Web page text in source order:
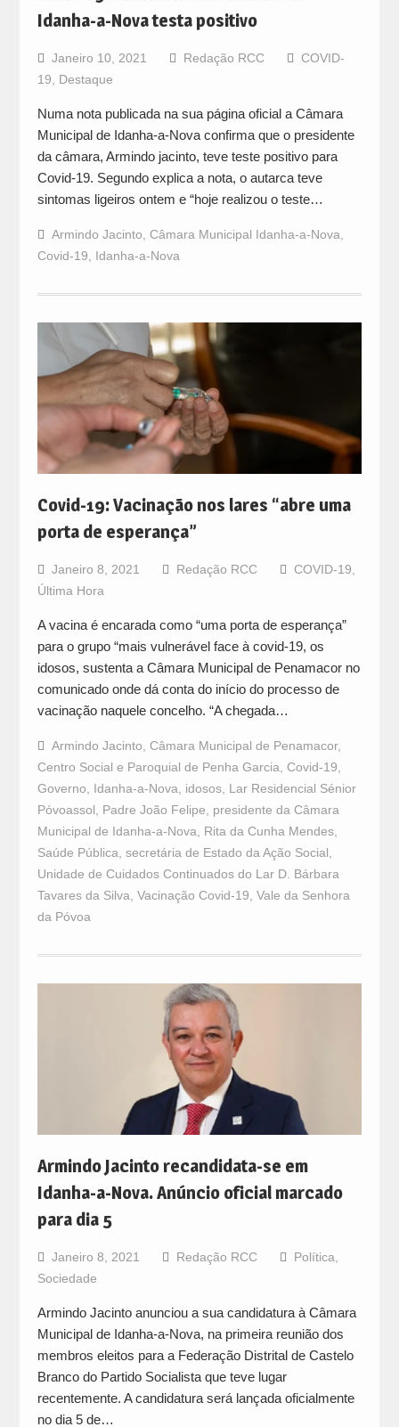
Idanha-a-Nova testa positivo
Janeiro 10, 2021 Redação RCC
COVID-
19
Destaque
Numa nota publicada na sua página oficial a Câmara
Municipal de Idanha-a-Nova confirma que o presidente
da câmara, Armindo jacinto, teve teste positivo para
Covid-19. Segundo explica a nota, o autarca teve
sintomas ligeiros ontem e “hoje realizou o teste…
Armindo Jacinto Câmara Municipal Idanha-a-Nova
Covid-19
Idanha-a-Nova
Covid-19: Vacinação nos lares “abre uma
porta de esperança”
Janeiro 8, 2021 Redação RCC COVID-19
Última Hora
A vacina é encarada como “uma porta de esperança”
para o grupo “mais vulnerável face à covid-19, os
idosos, sustenta a Câmara Municipal de Penamacor no
comunicado onde dá conta do início do processo de
vacinação naquele concelho. “A chegada…
Armindo Jacinto Câmara Municipal de Penamacor,
Centro Social e Paroquial de Penha Garcia Covid-19
Governo
Idanha-a-Nova idosos, Lar Residencial Sénior
Póvoassol
Padre João Felipe
presidente da Câmara
Municipal de Idanha-a-Nova
Rita da Cunha Mendes,
Saúde Pública secretária de Estado da Ação Social
Unidade de Cuidados Continuados do Lar D. Bárbara
Tavares da Silva Vacinação Covid-19 Vale da Senhora
da Póvoa
Armindo Jacinto recandidata-se em
Idanha-a-Nova. Anúncio oficial marcado
para dia 5
Janeiro 8, 2021 Redação RCC Política,
Sociedade
Armindo Jacinto anunciou a sua candidatura à Câmara
Municipal de Idanha-a-Nova, na primeira reunião dos
membros eleitos para a Federação Distrital de Castelo
Branco do Partido Socialista que teve lugar
recentemente. A candidatura será lançada oficialmente
no dia 5 de…